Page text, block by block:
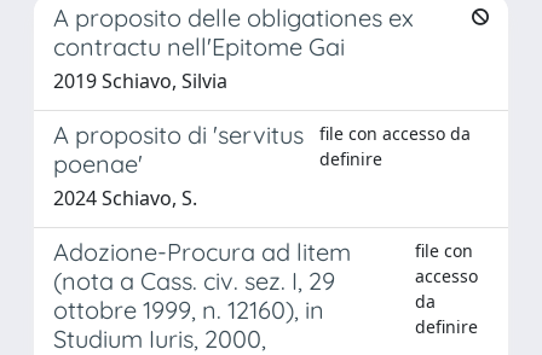
A proposito delle obligationes ex
contractu nell'Epitome Gai
2019 Schiavo, Silvia
A proposito di 'servitus
poenae'
file con accesso da
definire
2024 Schiavo, S.
Adozione-Procura ad litem
(nota a Cass. civ. sez. I, 29
ottobre 1999, n. 12160), in
Studium Iuris, 2000,
file con
accesso
da
definire